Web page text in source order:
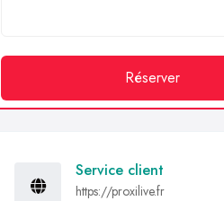
Réserver
Service client
https://proxilive.fr